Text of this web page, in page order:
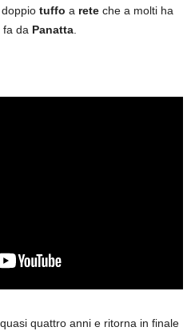
tuffo a rete che a molti ha
fa da Panatta
quattro anni e ritorna in finale